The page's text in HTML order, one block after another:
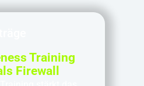
Training
Firewall